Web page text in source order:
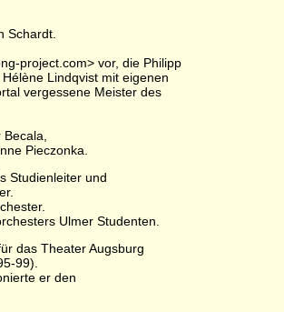
Schardt.
project.com> vor, die Philipp
Lindqvist mit eigenen
vergessene Meister des
Pieczonka.
Studienleiter und
Ulmer Studenten.
das Theater Augsburg
99).
er den